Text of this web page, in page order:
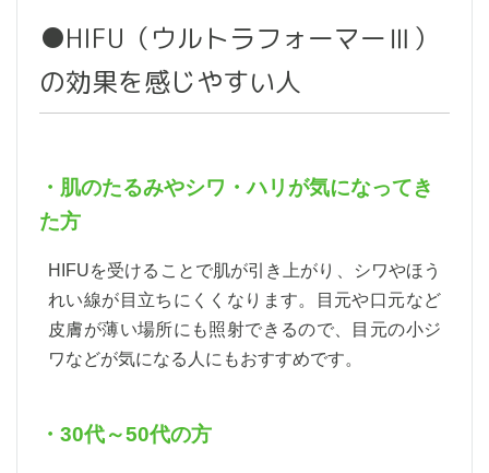
●HIFU（ウルトラフォーマーⅢ）
の効果を感じやすい人
・肌のたるみやシワ・ハリが気になってき
た方
HIFUを受けることで肌が引き上がり、シワやほう
れい線が目立ちにくくなります。目元や口元など
皮膚が薄い場所にも照射できるので、目元の小ジ
ワなどが気になる人にもおすすめです。
・30代～50代の方